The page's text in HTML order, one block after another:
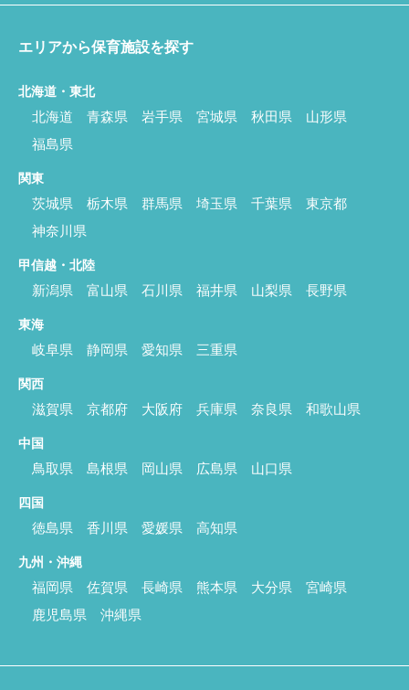
エリアから保育施設を探す
北海道・東北
北海道 青森県 岩手県 宮城県 秋田県
山形県
福島県
関東
茨城県 栃木県 群馬県 埼玉県 千葉県
東京都
神奈川県
甲信越・北陸
新潟県 富山県 石川県 福井県 山梨県 長野県
東海
岐阜県 静岡県 愛知県 三重県
関西
滋賀県 京都府 大阪府 兵庫県 奈良県 和歌山県
中国
鳥取県 島根県 岡山県 広島県 山口県
四国
徳島県 香川県 愛媛県 高知県
九州・沖縄
福岡県 佐賀県 長崎県 熊本県 大分県
宮崎県
鹿児島県
沖縄県